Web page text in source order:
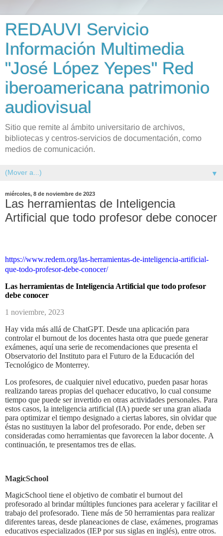
REDAUVI Servicio
Información Multimedia
"José López Yepes" Red
iberoamericana patrimonio
audiovisual
Sitio que remite al ámbito universitario de archivos,
bibliotecas y centros-servicios de documentación, como
medios de comunicación.
▼
miércoles, 8 de noviembre de 2023
Las herramientas de Inteligencia
Artificial que todo profesor debe conocer
https://www.redem.org/las-herramientas-de-inteligencia-artificial-
que-todo-profesor-debe-conocer/
Las herramientas de Inteligencia Artificial que todo profesor
debe conocer
1 noviembre, 2023
Hay vida más allá de ChatGPT. Desde una aplicación para
controlar el burnout de los docentes hasta otra que puede generar
exámenes, aquí una serie de recomendaciones que presenta el
Observatorio del Instituto para el Futuro de la Educación del
Tecnológico de Monterrey.
Los profesores, de cualquier nivel educativo, pueden pasar horas
realizando tareas propias del quehacer educativo, lo cual consume
tiempo que puede ser invertido en otras actividades personales. Para
estos casos, la inteligencia artificial (IA) puede ser una gran aliada
para optimizar el tiempo designado a ciertas labores, sin olvidar que
éstas no sustituyen la labor del profesorado. Por ende, deben ser
consideradas como herramientas que favorecen la labor docente. A
continuación, te presentamos tres de ellas.
MagicSchool
MagicSchool tiene el objetivo de combatir el burnout del
profesorado al brindar múltiples funciones para acelerar y facilitar el
trabajo del profesorado. Tiene más de 50 herramientas para realizar
diferentes tareas, desde planeaciones de clase, exámenes, programas
educativos especializados (IEP por sus siglas en inglés), entre otros.